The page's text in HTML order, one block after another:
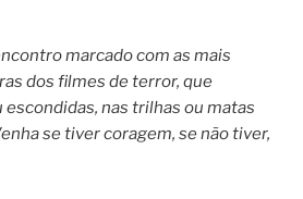
marcado com as mais
dos filmes de terror, que
nas trilhas ou matas
se tiver coragem, se não tiver,